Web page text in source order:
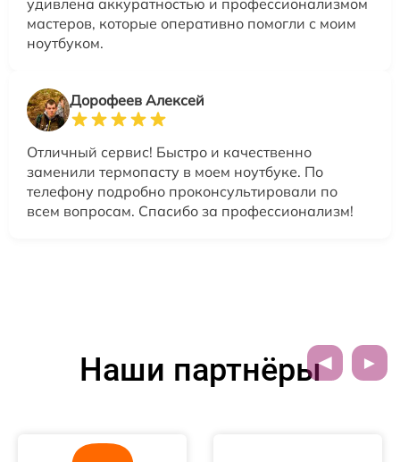
удивлена аккуратностью и профессионализмом
мастеров, которые оперативно помогли с моим
ноутбуком.
Дорофеев Алексей
Отличный сервис! Быстро и качественно
заменили термопасту в моем ноутбуке. По
телефону подробно проконсультировали по
всем вопросам. Спасибо за профессионализм!
Наши партнёры